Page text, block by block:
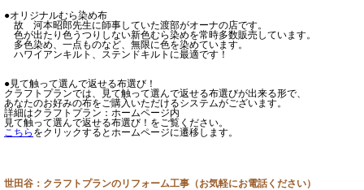
●オリジナルむら染め布
故 河本昭郎先生に師事していた渡部がオーナの店です。
色が出たり色うつりしない新色むら染めを常時多数販売しています。
多色染め、一点ものなど、無限に色を染めています。
ハワイアンキルト、ステンドキルトに最適です！
●見て触って選んで返せる布選び！
クラフトプランでは、見て触って選んで返せる布選びが出来る形で、
あなたのお好みの布をご購入いただけるシステムがございます。
詳細はクラフトプラン：ホームページ内
見て触って選んで返せる布選び！をご覧ください。
こちら をクリックするとホームページに遷移します。
世田谷：クラフトプランのリフォーム工事（お気軽にお電話ください）